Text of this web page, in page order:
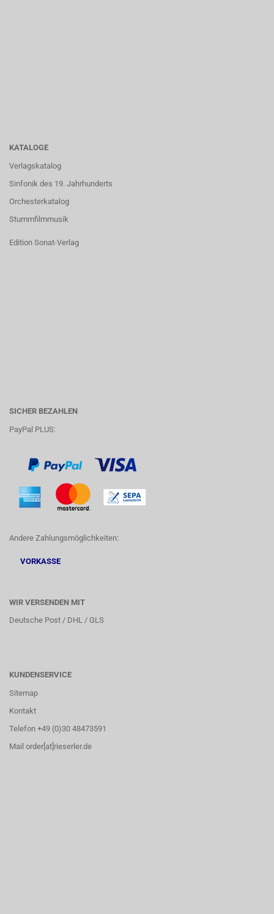
KATALOGE
Verlagskatalog
Sinfonik des 19. Jahrhunderts
Orchesterkatalog
Stummfilmmusik
Edition Sonat-Verlag
SICHER BEZAHLEN
PayPal PLUS:
Andere Zahlungsmöglichkeiten:
VORKASSE
WIR VERSENDEN MIT
Deutsche Post / DHL / GLS
KUNDENSERVICE
Sitemap
Kontakt
Telefon +49 (0)30 48473591
Mail order[at]rieserler.de